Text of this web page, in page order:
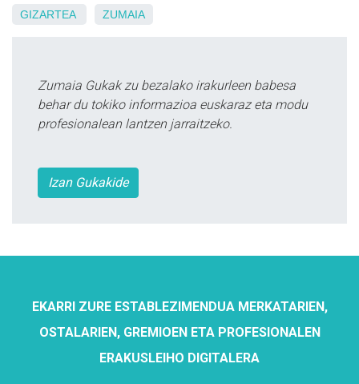
GIZARTEA ZUMAIA
Zumaia Gukak zu bezalako irakurleen babesa
behar du tokiko informazioa euskaraz eta modu
profesionalean lantzen jarraitzeko.
Izan Gukakide
EKARRI ZURE ESTABLEZIMENDUA MERKATARIEN,
OSTALARIEN, GREMIOEN ETA PROFESIONALEN
ERAKUSLEIHO DIGITALERA